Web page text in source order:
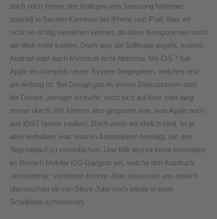
doch noch immer den Kollegen von Samsung hinterher,
speziell in Sachen Kameras bei iPhone und iPad. Was wir
nicht so richtig verstehen können, da diese Komponenten nicht
die Welt mehr kosten. Doch was die Software angeht, kommt
Android oder auch Microsoft nicht hinterher. Mit iOS 7 hat
Apple ein komplett neues System freigegeben, welches erst
am Anfang ist. Bei Design gibt es immer Diskussionen aber
die Devise „weniger ist mehr“ setzt sich auf kurz oder lang
immer durch. Wir können also gespannt sein, was Apple noch
aus iOS7 hervor zaubert. Doch wenn wir ehrlich sind, ist ja
alles enthalten, was man im Arbeitsleben benötigt, um den
Tagesablauf zu vereinfachen. Uns fällt derzeit keine Innovation
im Bereich Mobiler iOS Gadgets ein, welche den Ausdruck
„revolutionär“ verdienen könnte. Aber lassen wir uns einfach
überraschen ob von Steve Jobs noch etwas in einer
Schublade schlummert.
Lesern
einen
guten
Rutsch!